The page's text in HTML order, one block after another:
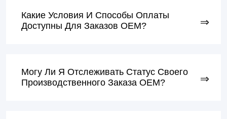
Какие Условия И Способы Оплаты
Доступны Для Заказов OEM?
Могу Ли Я Отслеживать Статус Своего
Производственного Заказа OEM?